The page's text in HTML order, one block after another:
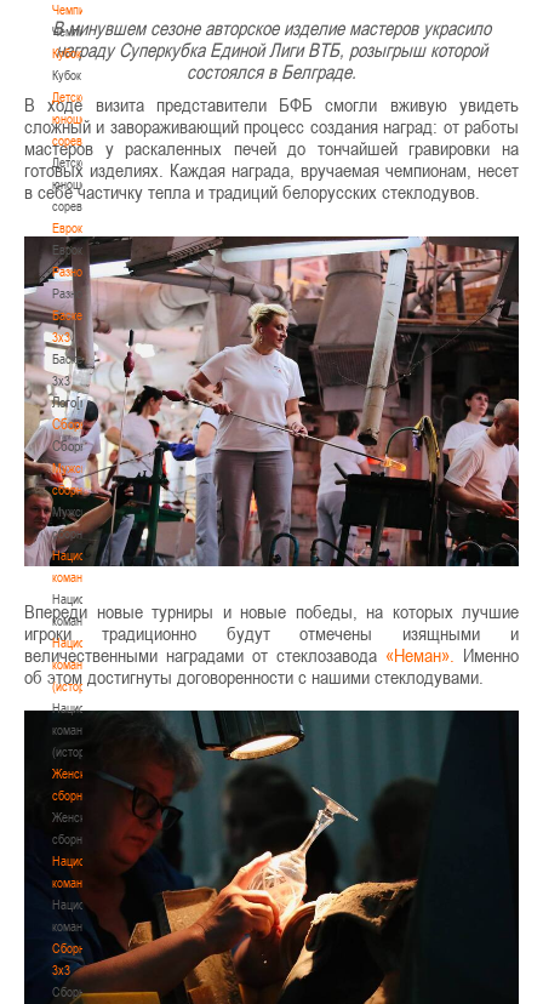
Чемпионат
Чемпионат
Кубок
Кубок
Детско-
юношеские
соревнования
Детско-
юношеские
соревнования
Еврокубки
Еврокубки
Разное
Разное
Баскетбол
3х3
Баскетбол
3х3
Лого[modid=121]
Сборные
Сборные
Мужские
сборные
Мужские
сборные
Национальная
команда
Национальная
команда
Национальная
команда
(история)
Национальная
команда
(история)
Женские
сборные
Женские
сборные
Национальная
команда
Национальная
команда
Сборные
3х3
Сборные
В минувшем сезоне авторское изделие мастеров украсило
награду Суперкубка Единой Лиги ВТБ, розыгрыш которой
состоялся в Белграде.
В ходе визита представители БФБ смогли вживую увидеть
сложный и завораживающий процесс создания наград: от работы
мастеров у раскаленных печей до тончайшей гравировки на
готовых изделиях. Каждая награда, вручаемая чемпионам, несет
в себе частичку тепла и традиций белорусских стеклодувов.
Впереди новые турниры и новые победы, на которых лучшие
игроки традиционно будут отмечены изящными и
величественными наградами от стеклозавода «Неман».
Именно
об этом достигнуты договоренности с нашими стеклодувами.